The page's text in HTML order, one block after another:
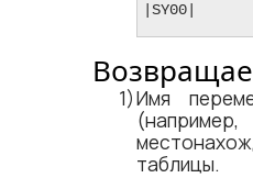
|SY00|
Имя
таблицы.